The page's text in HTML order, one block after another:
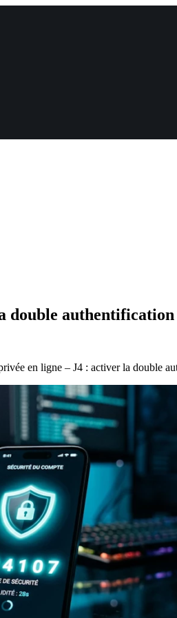
double
en ligne – J4 : activer la double